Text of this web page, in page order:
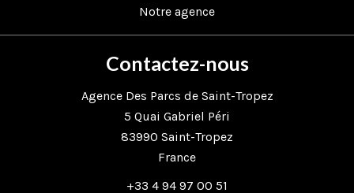
Notre agence
Contactez-nous
Agence Des Parcs de Saint-Tropez
5 Quai Gabriel Péri
83990 Saint-Tropez
France
+33 4 94 97 00 51